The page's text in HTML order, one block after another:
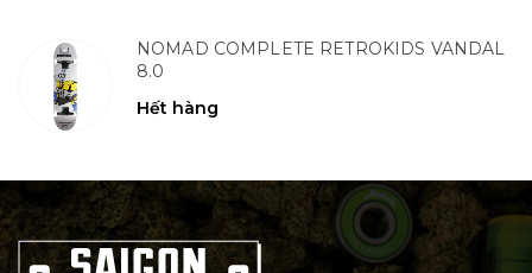
NOMAD COMPLETE RETROKIDS VANDAL
8.0
Hết hàng